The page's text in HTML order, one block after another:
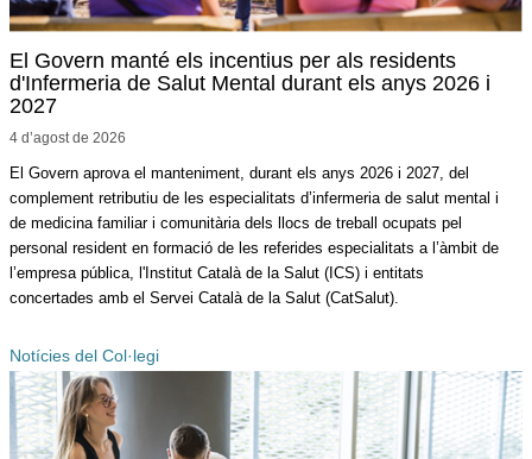
El Govern manté els incentius per als residents
d'Infermeria de Salut Mental durant els anys 2026 i
2027
4 d’agost de 2026
El Govern aprova el manteniment, durant els anys 2026 i 2027, del
complement retributiu de les especialitats d’infermeria de salut mental i
de medicina familiar i comunitària dels llocs de treball ocupats pel
personal resident en formació de les referides especialitats a l’àmbit de
l’empresa pública, l'Institut Català de la Salut (ICS) i entitats
concertades amb el Servei Català de la Salut (CatSalut).
Notícies del Col·legi